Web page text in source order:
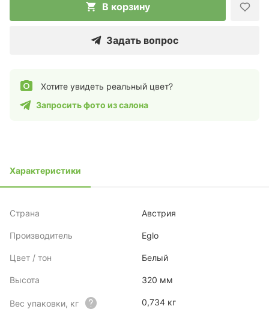
В корзину
Задать вопрос
Хотите увидеть реальный цвет?
Запросить фото из салона
Характеристики
Страна Австрия
Производитель Eglo
Цвет / тон Белый
Высота 320 мм
Вес упаковки, кг 0,734 кг